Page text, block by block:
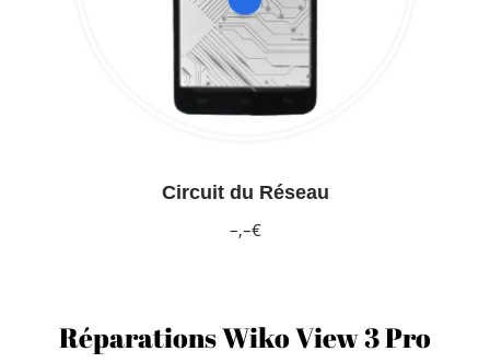
Circuit du Réseau
–,–€
Réparations Wiko View 3 Pro